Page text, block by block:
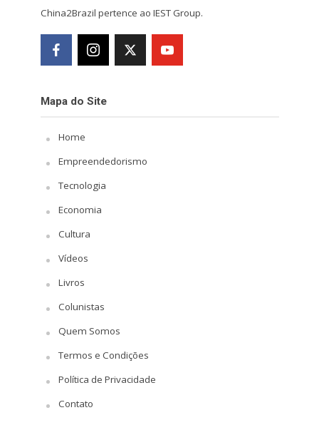
China2Brazil pertence ao IEST Group.
Mapa do Site
Home
Empreendedorismo
Tecnologia
Economia
Cultura
Vídeos
Livros
Colunistas
Quem Somos
Termos e Condições
Política de Privacidade
Contato